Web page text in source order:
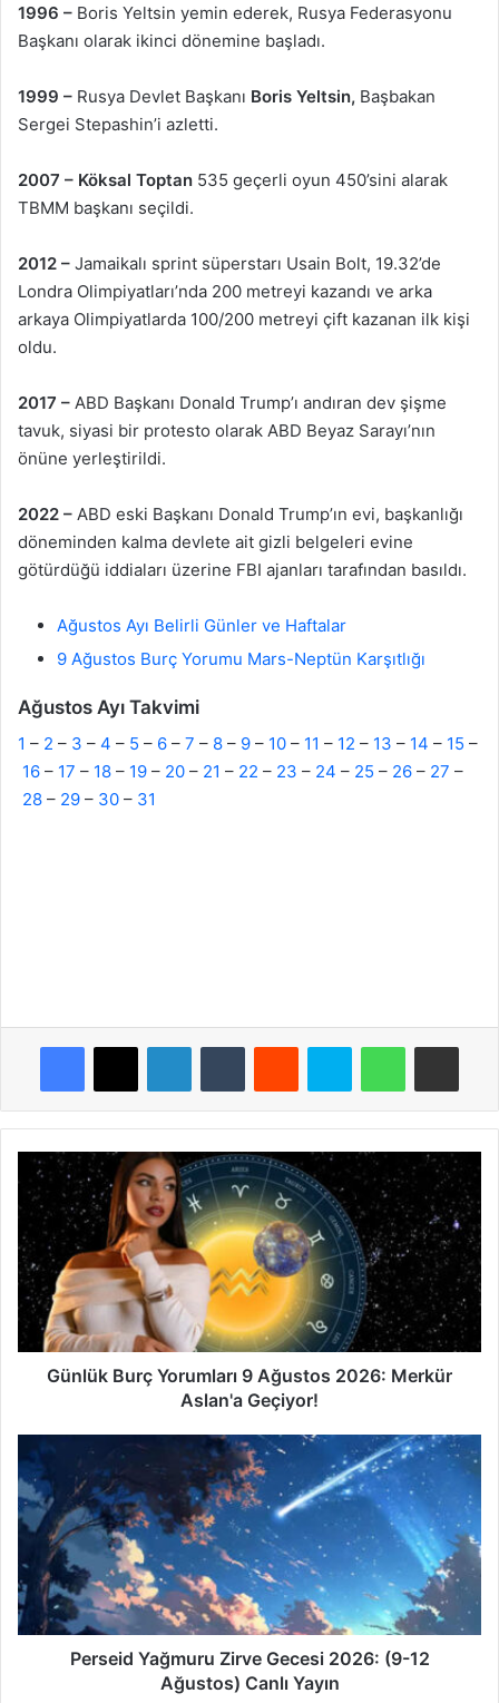
1996 – Boris Yeltsin yemin ederek, Rusya Federasyonu
Başkanı olarak ikinci dönemine başladı.
1999 – Rusya Devlet Başkanı Boris Yeltsin, Başbakan
Sergei Stepashin’i azletti.
2007 – Köksal Toptan 535 geçerli oyun 450’sini alarak
TBMM başkanı seçildi.
2012 – Jamaikalı sprint süperstarı Usain Bolt, 19.32’de
Londra Olimpiyatları’nda 200 metreyi kazandı ve arka
arkaya Olimpiyatlarda 100/200 metreyi çift kazanan ilk kişi
oldu.
2017 – ABD Başkanı Donald Trump’ı andıran dev şişme
tavuk, siyasi bir protesto olarak ABD Beyaz Sarayı’nın
önüne yerleştirildi.
2022 – ABD eski Başkanı Donald Trump’ın evi, başkanlığı
döneminden kalma devlete ait gizli belgeleri evine
götürdüğü iddiaları üzerine FBI ajanları tarafından basıldı.
Ağustos Ayı Belirli Günler ve Haftalar
9 Ağustos Burç Yorumu Mars-Neptün Karşıtlığı
Ağustos Ayı Takvimi
1 – 2 – 3 – 4 – 5 – 6 – 7 – 8 – 9 – 10 – 11 – 12 – 13 – 14 – 15 –
16 – 17 – 18 – 19 – 20 – 21 – 22 – 23 – 24 – 25 – 26 – 27 –
28 – 29 – 30 – 31
ü
n
ü
k
B
u
r
u
m
l
r
ı
9
A
Günlük Burç Yorumları 9 Ağustos 2026: Merkür
Aslan'a Geçiyor!
s
d
Y
a
Perseid Yağmuru Zirve Gecesi 2026: (9-12
Ağustos) Canlı Yayın